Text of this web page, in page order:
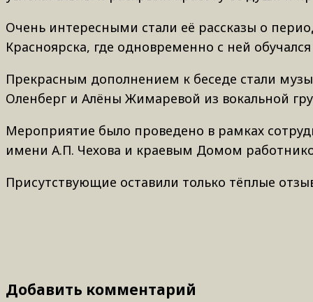
Очень интересными стали её рассказы о
Красноярска, где одновременно с ней
Прекрасным дополнением к беседе стали
Оленберг и Алёны Жимаревой из вокальной
Мероприятие было проведено в рамках
имени А.П. Чехова и краевым Домом
Присутствующие оставили только тёплые
Добавить комментарий